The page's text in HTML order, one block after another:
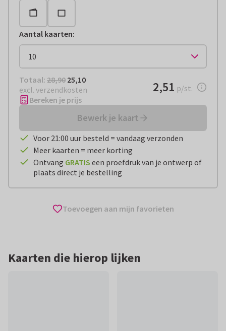
Aantal kaarten:
Totaal: € 25,10
Totaal: 28,90 25,10
excl. verzendkosten
€ 2,51 per stuk
2,51 p/st.
Bereken je prijs
Bewerk je kaart
Voor 21:00 uur besteld = vandaag verzonden
Meer kaarten = meer korting
Ontvang GRATIS een proefdruk van je ontwerp of
plaats direct je bestelling
Toevoegen aan mijn favorieten
Kaarten die hierop lijken